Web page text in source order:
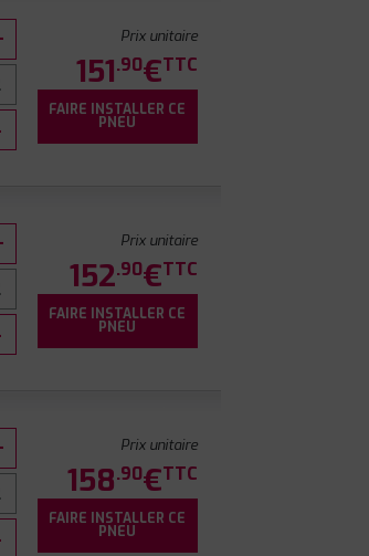
Prix unitaire
151.90€TTC
FAIRE INSTALLER CE
PNEU
Prix unitaire
152.90€TTC
FAIRE INSTALLER CE
PNEU
Prix unitaire
158.90€TTC
FAIRE INSTALLER CE
PNEU